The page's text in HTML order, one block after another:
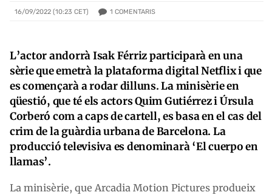
16/09/2022 (10:23 CET) 1 COMENTARIS
L’actor andorrà Isak Férriz participarà en una
sèrie que emetrà la plataforma digital Netflix i que
es començarà a rodar dilluns. La minisèrie en
qüestió, que té els actors Quim Gutiérrez i Úrsula
Corberó com a caps de cartell, es basa en el cas del
crim de la guàrdia urbana de Barcelona. La
producció televisiva es denominarà ‘El cuerpo en
llamas’.
La minisèrie, que Arcadia Motion Pictures produeix